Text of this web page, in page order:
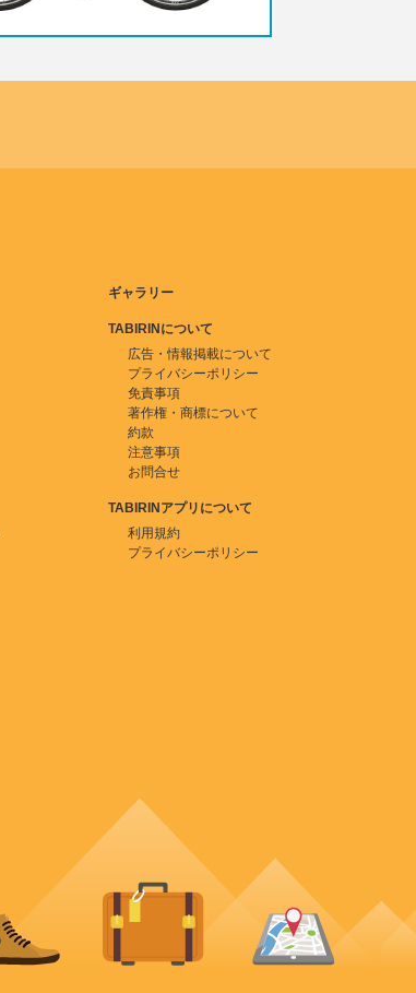
ギャラリー
TABIRINについて
広告・情報掲載について
プライバシーポリシー
免責事項
著作権・商標について
約款
注意事項
お問合せ
TABIRINアプリについて
利用規約
プライバシーポリシー